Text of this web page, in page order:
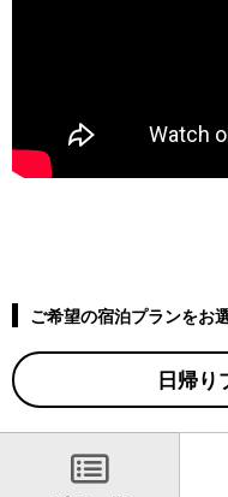
ご希望の宿泊プランをお
日帰り